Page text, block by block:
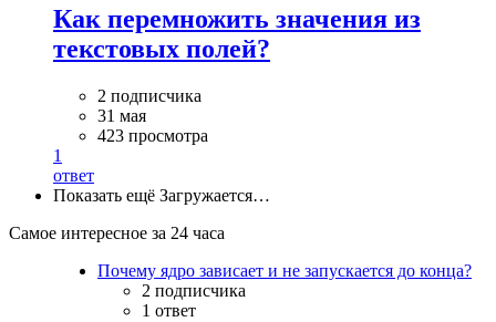
Как перемножить значения из
текстовых полей?
2 подписчика
31 мая
423 просмотра
1
ответ
Показать ещё Загружается…
Самое интересное за 24 часа
Почему ядро зависает и не запускается до конца?
2 подписчика
1 ответ